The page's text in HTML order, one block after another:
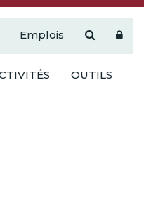
Emplois
OUTILS